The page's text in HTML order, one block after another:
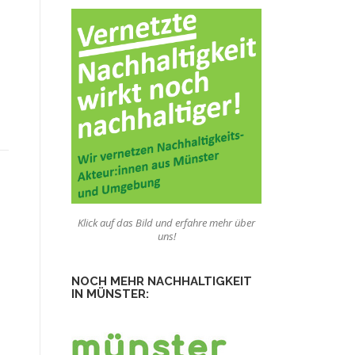
Klick auf das Bild und erfahre mehr über
uns!
NOCH MEHR NACHHALTIGKEIT
IN MÜNSTER: